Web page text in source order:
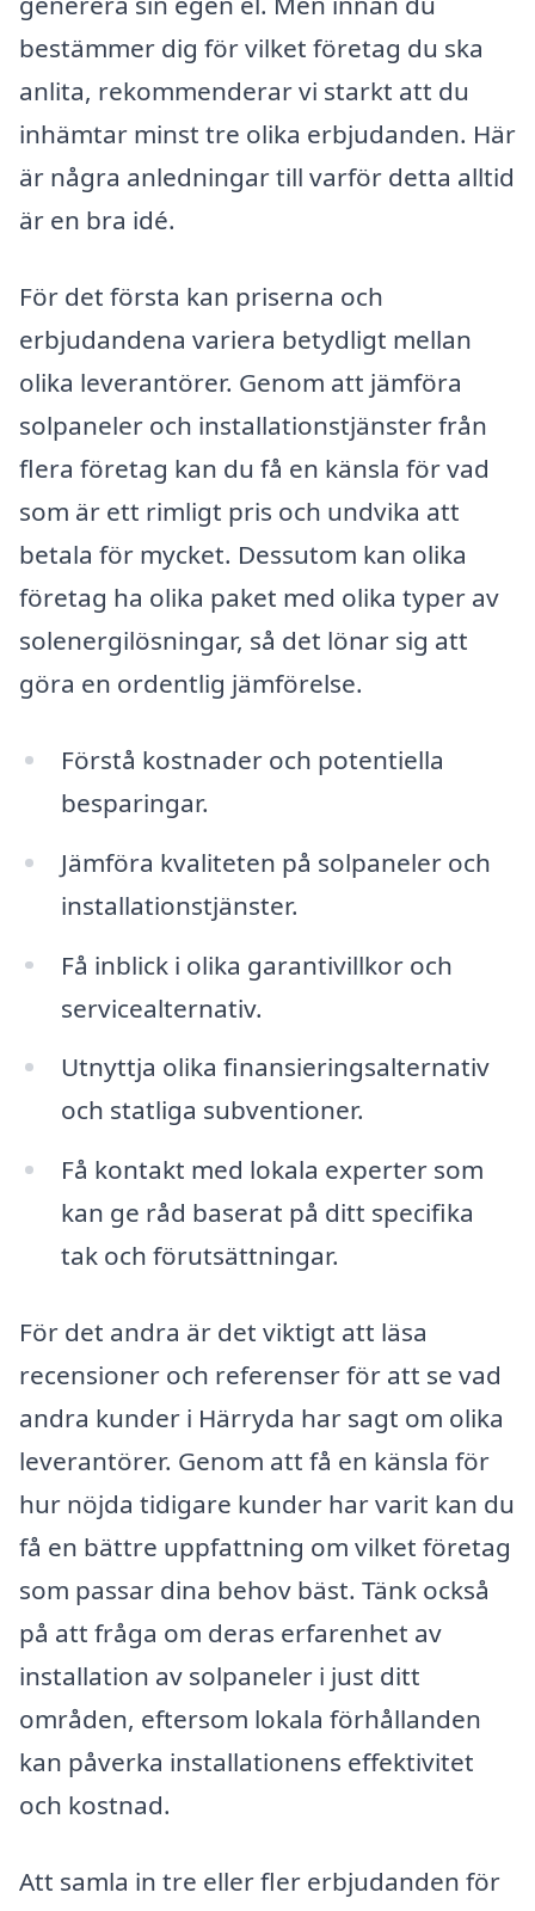
bestämmer dig för vilket företag du ska
anlita, rekommenderar vi starkt att du
inhämtar minst tre olika erbjudanden. Här
är några anledningar till varför detta alltid
är en bra idé.
För det första kan priserna och
erbjudandena variera betydligt mellan
olika leverantörer. Genom att jämföra
solpaneler och installationstjänster från
flera företag kan du få en känsla för vad
som är ett rimligt pris och undvika att
betala för mycket. Dessutom kan olika
företag ha olika paket med olika typer av
solenergilösningar, så det lönar sig att
göra en ordentlig jämförelse.
Förstå kostnader och potentiella
besparingar.
Jämföra kvaliteten på solpaneler och
installationstjänster.
Få inblick i olika garantivillkor och
servicealternativ.
Utnyttja olika finansieringsalternativ
och statliga subventioner.
Få kontakt med lokala experter som
kan ge råd baserat på ditt specifika
tak och förutsättningar.
För det andra är det viktigt att läsa
recensioner och referenser för att se vad
andra kunder i Härryda har sagt om olika
leverantörer. Genom att få en känsla för
hur nöjda tidigare kunder har varit kan du
få en bättre uppfattning om vilket företag
som passar dina behov bäst. Tänk också
på att fråga om deras erfarenhet av
installation av solpaneler i just ditt
områden, eftersom lokala förhållanden
kan påverka installationens effektivitet
och kostnad.
Att samla in tre eller fler erbjudanden för